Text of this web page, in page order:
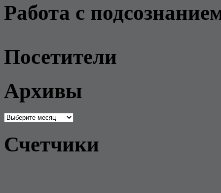
Работа с
Посетители
Архивы
Архивы
Счетчики